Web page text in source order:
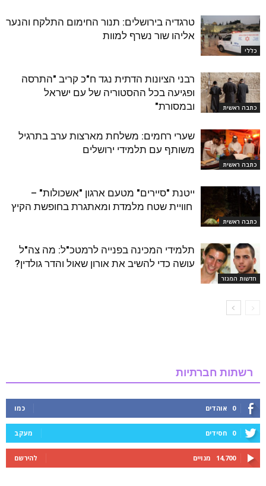
כללי
טרגדיה בירושלים: תנור החימום התלקח והנער
אליהו שור נשרף למוות
כתבה ראשית
רבני הציונות הדתית נגד ח"כ קריב "התרסה
ופגיעה בכל ההסטוריה של עם ישראל
ובמסורת"
כתבה ראשית
שערי רחמים: משלחת מארצות ערב בתרגיל
משותף עם תלמידי ירושלים
כתבה ראשית
ייטנת "סיירים" מטעם ארגון "אשכולות" –
חוויית שטח מלמדת ומאתגרת בחופשת הקיץ
חדשות המגזר
תלמידי המכינה בפנייה לרמטכ"ל: מה צה"ל
עושה כדי להשיב את אורון שאול והדר גולדין?
רשתות חברתיות
0 אוהדים כמו
0 חסידים מעקב
14,700 מנויים להירשם